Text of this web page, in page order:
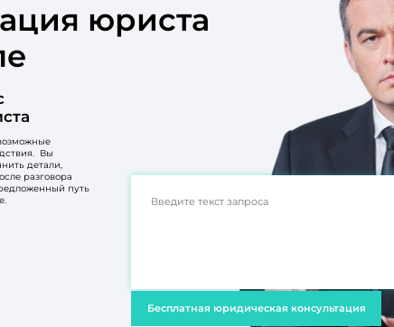
юриста
Вы
детали,
разговора
путь
Бесплатная юридическая консультация